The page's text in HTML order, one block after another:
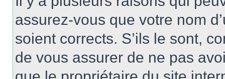
assurez-vous que votre nom
soient corrects. S’ils le sont,
de vous assurer de ne pas